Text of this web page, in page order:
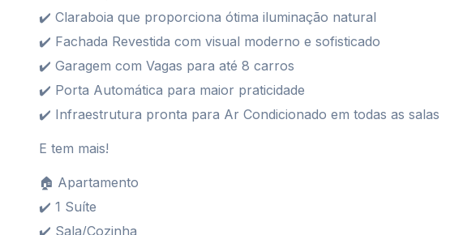
✔️ Claraboia que proporciona ótima iluminação natural
✔️ Fachada Revestida com visual moderno e sofisticado
✔️ Garagem com Vagas para até 8 carros
✔️ Porta Automática para maior praticidade
✔️ Infraestrutura pronta para Ar Condicionado em todas as salas
E tem mais!
🏠 Apartamento
✔️ 1 Suíte
✔️ Sala/Cozinha